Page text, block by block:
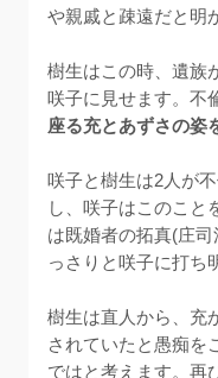
や親戚と疎遠だと明
樹生はこの時、遺族
咲子に見せます。不
座る充とあずさの姿
咲子と樹生は2人が
し、咲子はこのこと
は既婚者の拓真(庄
っさりと咲子に打ち
樹生は直人から、充
されていたと愚痴を
ではと考えます。再